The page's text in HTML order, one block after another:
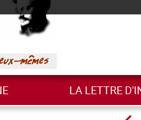
LA LETTRE